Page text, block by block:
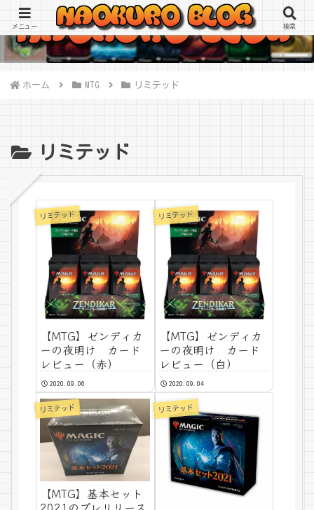
ホーム MTG リミテッド
リミテッド
リミテッド
【MTG】ゼンディカ
ーの夜明け カード
レビュー（赤）
2020.09.06
リミテッド
【MTG】ゼンディカ
ーの夜明け カード
レビュー（白）
2020.09.04
リミテッド
【MTG】基本セット
リミテッド
メニュー 検索